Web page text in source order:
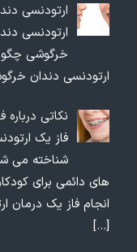
ارتودنسی
ارتودنسی
خرگوشی
ارتودنسی دندان
نکاتی
فاز یک
شناخته می
های دائمی برای
انجام فاز یک درمان ارتودنسی
[…]